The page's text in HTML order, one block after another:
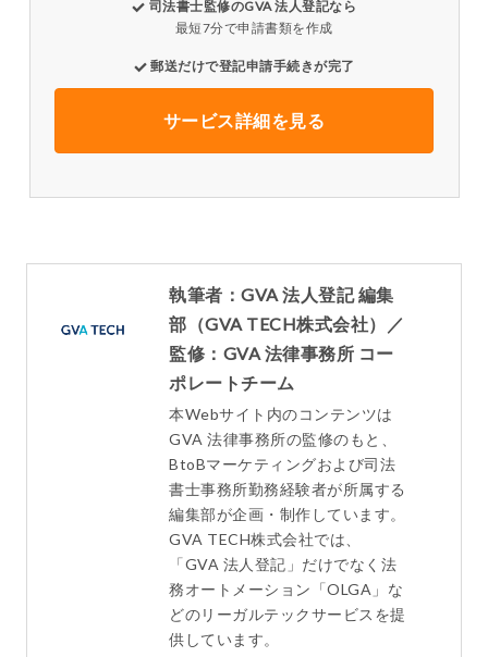
司法書士監修のGVA 法人登記なら
最短7分で申請書類を作成
郵送だけで登記申請手続きが完了
サービス詳細を見る
執筆者：GVA 法人登記 編集
部（GVA TECH株式会社）／
監修：GVA 法律事務所 コー
ポレートチーム
本Webサイト内のコンテンツは
GVA 法律事務所の監修のもと、
BtoBマーケティングおよび司法
書士事務所勤務経験者が所属する
編集部が企画・制作しています。
GVA TECH株式会社では、
「GVA 法人登記」だけでなく法
務オートメーション「OLGA」な
どのリーガルテックサービスを提
供しています。